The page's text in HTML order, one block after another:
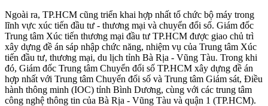
Ngoài ra, TP.HCM cũng triển khai hợp nhất tổ chức bộ máy trong
lĩnh vực xúc tiến đầu tư - thương mại và chuyển đổi số. Giám đốc
Trung tâm Xúc tiến thương mại đầu tư TP.HCM được giao chủ trì
xây dựng đề án sáp nhập chức năng, nhiệm vụ của Trung tâm Xúc
tiến đầu tư, thương mại, du lịch tỉnh Bà Rịa - Vũng Tàu. Trong khi
đó, Giám đốc Trung tâm Chuyển đổi số TP.HCM xây dựng đề án
hợp nhất với Trung tâm Chuyển đổi số và Trung tâm Giám sát, Điều
hành thông minh (IOC) tỉnh Bình Dương, cùng với các trung tâm
công nghệ thông tin của Bà Rịa - Vũng Tàu và quận 1 (TP.HCM).